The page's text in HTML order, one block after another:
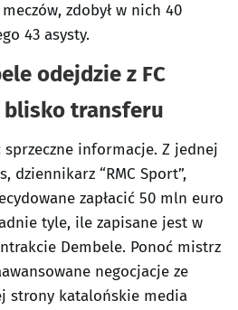
zdobył w nich 40
43 asysty.
odejdzie z FC
blisko transferu
sprzeczne informacje. Z jednej
dziennikarz “RMC Sport”,
zapłacić 50 mln euro
tyle, ile zapisane jest w
Dembele. Ponoć mistrz
negocjacje ze
strony katalońskie media